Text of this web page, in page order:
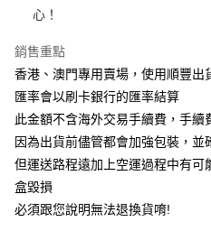
心！
銷售重點
香港、澳門專用賣場，使用順豐出
匯率會以刷卡銀行的匯率結算
此金額不含海外交易手續費，手續
因為出貨前儘管都會加強包裝，並
但運送路程遠加上空運過程中有
盒毀損
必須跟您說明無法退換貨唷!